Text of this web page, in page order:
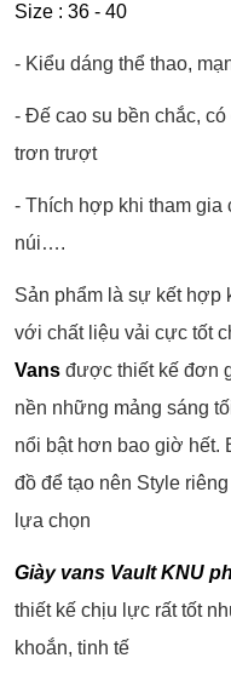
Size : 36 - 40
- Kiểu dáng thể thao,
- Đế cao su bền chắc,
trơn trượt
- Thích hợp khi tham gia
núi….
Sản phẩm là sự kết hợp
với chất liệu vải cực tốt
Vans được thiết kế đơn
nền những mảng sáng
nổi bật hơn bao giờ hết.
đồ để tạo nên Style
lựa chọn
Giày vans Vault KNU
thiết kế chịu lực rất tốt
khoắn, tinh tế